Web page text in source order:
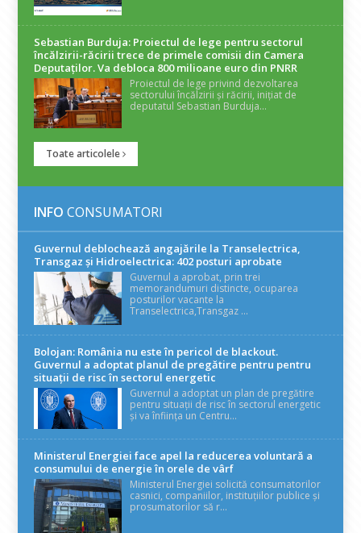
Sebastian Burduja: Proiectul de lege pentru sectorul
încălzirii-răcirii trece de primele comisii din Camera
Deputaților. Va debloca 800 milioane euro din PNRR
Proiectul de lege privind dezvoltarea
sectorului încălzirii și răcirii, inițiat de
deputatul Sebastian Burduja...
Toate articolele
INFO CONSUMATORI
Guvernul deblochează angajările la Transelectrica,
Transgaz și Hidroelectrica: 402 posturi aprobate
Guvernul a aprobat, prin trei
memorandumuri distincte, ocuparea
posturilor vacante la
Transelectrica,Transgaz ...
Bolojan: România nu este în pericol de blackout.
Guvernul a adoptat planul de pregătire pentru pentru
situații de risc în sectorul energetic
Guvernul a adoptat un plan de pregătire
pentru situații de risc în sectorul energetic
și va înființa un Centru...
Ministerul Energiei face apel la reducerea voluntară a
consumului de energie în orele de vârf
Ministerul Energiei solicită consumatorilor
casnici, companiilor, instituțiilor publice și
prosumatorilor să r...